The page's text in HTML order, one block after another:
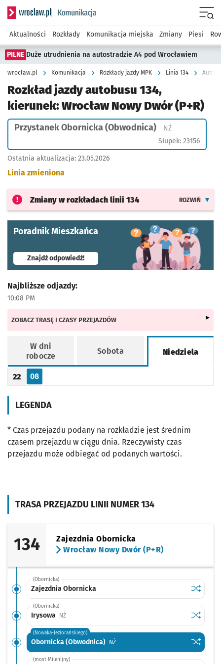
Serwis informacyjny wroclaw.pl podserwis: Komunikacja
Aktualności Rozkłady Komunikacja miejska Zmiany Piesi
PILNE Duże utrudnienia na autostradzie A4 pod Wrocławiem
wroclaw.pl Komunikacja Rozkłady jazdy MPK Linia 134
Rozkład jazdy autobusu 134,
kierunek: Wrocław Nowy Dwór (P+R)
Przystanek Obornicka (Obwodnica) NŻPrzystanek na
Słupek: 23156
Ostatnia aktualizacja: 23.05.2026
Linia zmieniona
Zmiany w rozkładach linii 134 ROZWIŃ
Poradnik Mieszkańca
Znajdź odpowiedź!- otworzy się w nowej karcie
TRASA PRZEJAZDU LINII NUMER 134
134
Zajezdnia Obornicka
Wrocław Nowy Dwór (P+R)
(Obornicka)
Zajezdnia Obornicka Sprawdź
(Obornicka)
Irysowa NŻPrzystanek na życzenie Sprawdź
Irysowa
(Nowaka-Jeziorańskiego)
Obornicka (Obwodnica) NŻPrzystanek na życzenie Sprawdź
(most Milenijny)
Najbliższe odjazdy:
10:08 PM
ZOBACZ TRASĘ I CZASY PRZEJAZDÓW
W dni
robocze
Sobota Niedziela
Rozkład jazdy -
Godzina odjazdu
22
Odjazd
08
minut po godzinie 22
LEGENDA
* Czas przejazdu podany na rozkładzie jest średnim
czasem przejazdu w ciągu dnia. Rzeczywisty czas
przejazdu może odbiegać od podanych wartości.